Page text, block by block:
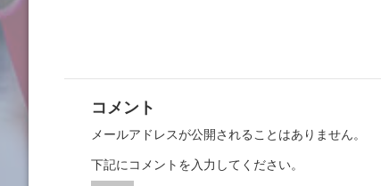
コメント
メールアドレスが公開されることはありません。
下記にコメントを入力してください。